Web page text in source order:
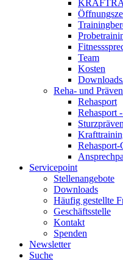
Team
Kosten
Reha- und
Rehasport
Rehasport
Rehasport-
Servicepoint
Stellenangebote
Downloads
Häufig gestellte
Geschäftsstelle
Kontakt
Spenden
Newsletter
Suche